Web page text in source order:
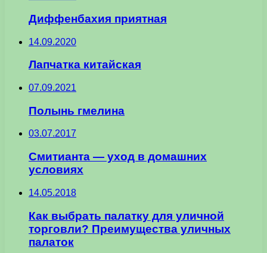
Диффенбахия приятная
14.09.2020
Лапчатка китайская
07.09.2021
Полынь гмелина
03.07.2017
Смитианта — уход в домашних
условиях
14.05.2018
Как выбрать палатку для уличной
торговли? Преимущества уличных
палаток